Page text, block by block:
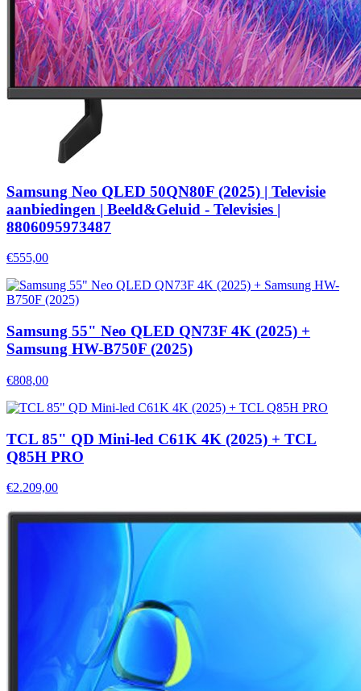
Samsung Neo QLED 50QN80F (2025) | Televisie
aanbiedingen | Beeld&Geluid - Televisies |
8806095973487
€555,00
Samsung 55" Neo QLED QN73F 4K (2025) +
Samsung HW-B750F (2025)
€808,00
TCL 85" QD Mini-led C61K 4K (2025) + TCL
Q85H PRO
€2.209,00